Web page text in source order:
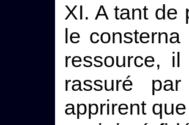
XI. A tant de
le
ressource,
rassuré
apprirent